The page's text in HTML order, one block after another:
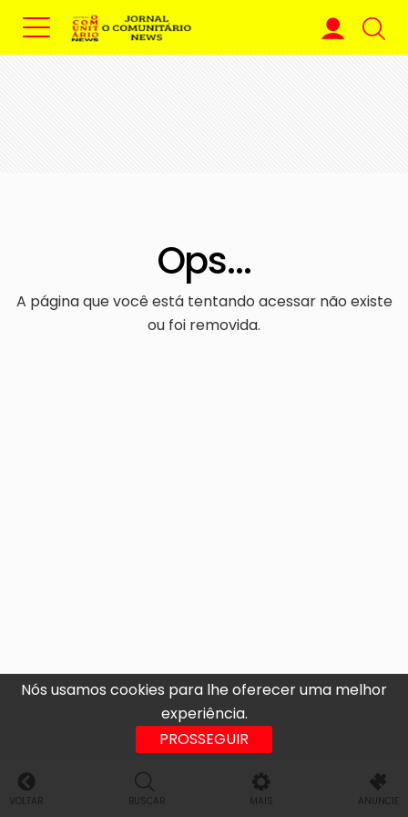
Nós usamos cookies para lhe oferecer uma melhor
experiência.
PROSSEGUIR
Ops...
A página que você está tentando acessar não existe
ou foi removida.
VOLTAR BUSCAR MAIS ANUNCIE